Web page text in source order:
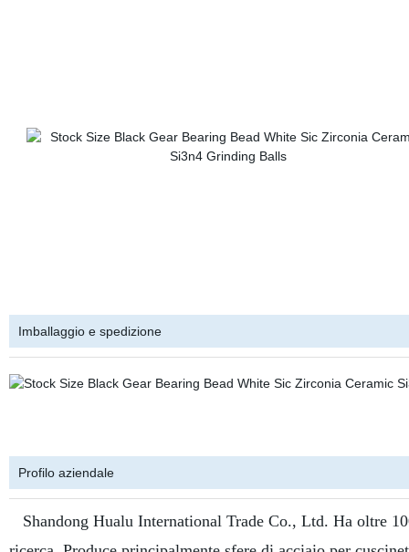
Imballaggio e spedizione
Profilo aziendale
Shandong Hualu International Trade Co., Ltd. Ha oltre